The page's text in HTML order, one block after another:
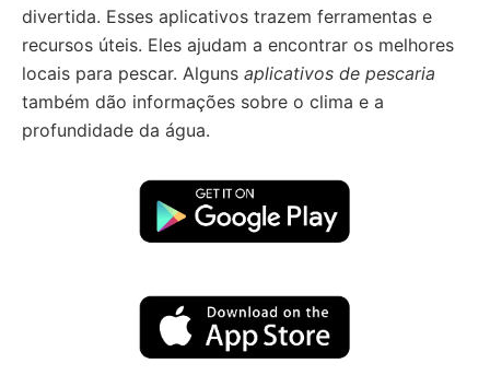
divertida. Esses aplicativos trazem ferramentas e
recursos úteis. Eles ajudam a encontrar os melhores
locais para pescar. Alguns aplicativos de pescaria
também dão informações sobre o clima e a
profundidade da água.